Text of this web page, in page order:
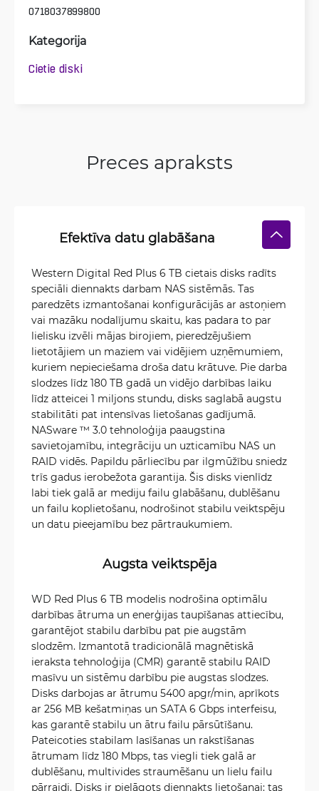
0718037899800
Kategorija
Cietie diski
Preces apraksts
Efektīva datu glabāšana
Western Digital Red Plus 6 TB cietais disks radīts
speciāli diennakts darbam NAS sistēmās. Tas
paredzēts izmantošanai konfigurācijās ar astoņiem
vai mazāku nodalījumu skaitu, kas padara to par
lielisku izvēli mājas birojiem, pieredzējušiem
lietotājiem un maziem vai vidējiem uzņēmumiem,
kuriem nepieciešama droša datu krātuve. Pie darba
slodzes līdz 180 TB gadā un vidējo darbības laiku
līdz atteicei 1 miljons stundu, disks saglabā augstu
stabilitāti pat intensīvas lietošanas gadījumā.
NASware ™ 3.0 tehnoloģija paaugstina
savietojamību, integrāciju un uzticamību NAS un
RAID vidēs. Papildu pārliecību par ilgmūžību sniedz
trīs gadus ierobežota garantija. Šis disks vienlīdz
labi tiek galā ar mediju failu glabāšanu, dublēšanu
un failu koplietošanu, nodrošinot stabilu veiktspēju
un datu pieejamību bez pārtraukumiem.
Augsta veiktspēja
WD Red Plus 6 TB modelis nodrošina optimālu
darbības ātruma un enerģijas taupīšanas attiecību,
garantējot stabilu darbību pat pie augstām
slodzēm. Izmantotā tradicionālā magnētiskā
ieraksta tehnoloģija (CMR) garantē stabilu RAID
masīvu un sistēmu darbību pie augstas slodzes.
Disks darbojas ar ātrumu 5400 apgr/min, aprīkots
ar 256 MB kešatmiņas un SATA 6 Gbps interfeisu,
kas garantē stabilu un ātru failu pārsūtīšanu.
Pateicoties stabilam lasīšanas un rakstīšanas
ātrumam līdz 180 Mbps, tas viegli tiek galā ar
dublēšanu, multivides straumēšanu un lielu failu
pārraidi. Disks ir pielāgots diennakts lietošanai: tas